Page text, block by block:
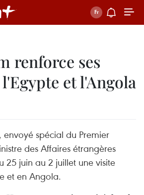
renforce ses
et l'Angola
spécial du Premier
des Affaires étrangères
25 juin au 2 juillet une visite
et en Angola.